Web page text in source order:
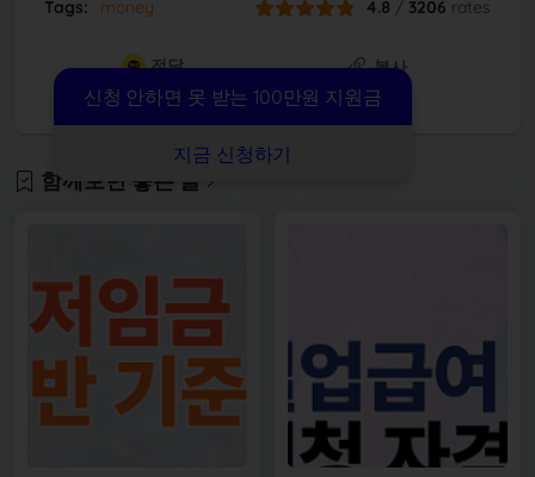
신청 안하면 못 받는 100만원 지원금
지금 신청하기
Tags: money 4.8 / 3206 rates
전달
복사
공유
별점
함께보면 좋은 글